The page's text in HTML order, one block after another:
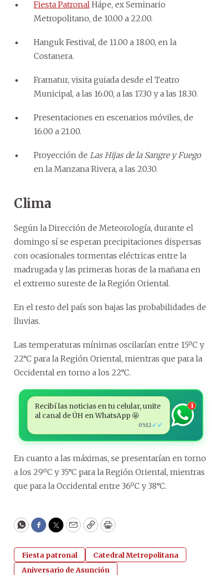
Fiesta Patronal Hápe, ex Seminario
Metropolitano, de 10.00 a 22.00.
Hanguk Festival, de 11.00 a 18.00, en la
Costanera.
Framatur, visita guiada desde el Teatro
Municipal, a las 16.00, a las 17.30 y a las 18.30.
Presentaciones en escenarios móviles, de
16.00 a 21.00.
Proyección de Las Hijas de la Sangre y Fuego
en la Manzana Rivera, a las 20.30.
Clima
Según la Dirección de Meteorología, durante el
domingo sí se esperan precipitaciones dispersas
con ocasionales tormentas eléctricas entre la
madrugada y las primeras horas de la mañana en
el extremo sureste de la Región Oriental.
En el resto del país son bajas las probabilidades de
lluvias.
Las temperaturas mínimas oscilarían entre 15ºC y
22°C para la Región Oriental, mientras que para la
Occidental en torno a los 22°C.
Recibí las noticias en tu celular, unite
al canal de ÚH en WhatsApp 🤩
05:12 ✓✓
1
En cuanto a las máximas, se presentarían en torno
a los 29ºC y 35°C para la Región Oriental, mientras
que para la Occidental entre 36ºC y 38°C.
WhatsApp
Facebook
Twitter
EmailCopyPrint
Fiesta patronal
Catedral Metropolitana
Aniversario de Asunción